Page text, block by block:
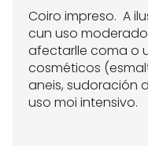
Coiro impreso. A
cun uso
afectarlle coma o
cosméticos
aneis, sudoración
uso moi intensivo.